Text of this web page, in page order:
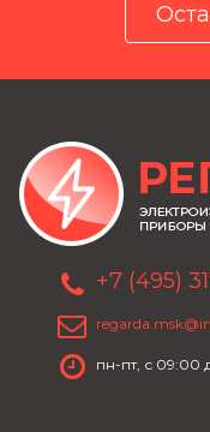
+7 (495)
пн-пт, с 09:00